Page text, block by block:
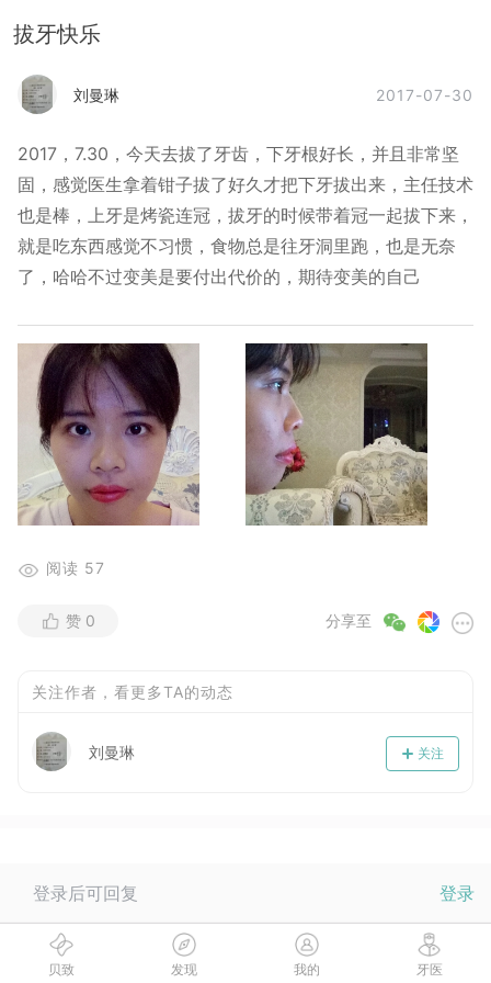
拔牙快乐
刘曼琳 2017-07-30
2017，7.30，今天去拔了牙齿，下牙根好长，并且非常坚
固，感觉医生拿着钳子拔了好久才把下牙拔出来，主任技术
也是棒，上牙是烤瓷连冠，拔牙的时候带着冠一起拔下来，
就是吃东西感觉不习惯，食物总是往牙洞里跑，也是无奈
了，哈哈不过变美是要付出代价的，期待变美的自己
阅读 57
分享至
赞 0
关注作者，看更多TA的动态
关注
刘曼琳
登录后可回复 登录
贝致 发现 我的 牙医